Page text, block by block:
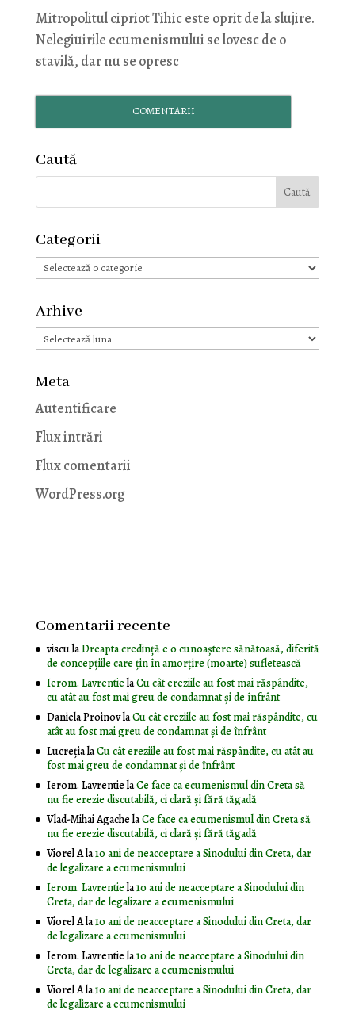
Mitropolitul cipriot Tihic este oprit de la slujire.
Nelegiuirile ecumenismului se lovesc de o
stavilă, dar nu se opresc
COMENTARII
Caută
Categorii
Categorii
Arhive
Arhive
Meta
Autentificare
Flux intrări
Flux comentarii
WordPress.org
Comentarii recente
visculaDreapta credință e o cunoaștere sănătoasă, diferită
de concepțiile care țin în amorțire (moarte) sufletească
Ierom. LavrentielaCu cât ereziile au fost mai răspândite,
cu atât au fost mai greu de condamnat și de înfrânt
Daniela ProinovlaCu cât ereziile au fost mai răspândite, cu
atât au fost mai greu de condamnat și de înfrânt
LucrețialaCu cât ereziile au fost mai răspândite, cu atât au
fost mai greu de condamnat și de înfrânt
Ierom. LavrentielaCe face ca ecumenismul din Creta să
nu fie erezie discutabilă, ci clară și fără tăgadă
Vlad-Mihai AgachelaCe face ca ecumenismul din Creta să
nu fie erezie discutabilă, ci clară și fără tăgadă
Viorel Ala10 ani de neacceptare a Sinodului din Creta, dar
de legalizare a ecumenismului
Ierom. Lavrentiela10 ani de neacceptare a Sinodului din
Creta, dar de legalizare a ecumenismului
Viorel Ala10 ani de neacceptare a Sinodului din Creta, dar
de legalizare a ecumenismului
Ierom. Lavrentiela10 ani de neacceptare a Sinodului din
Creta, dar de legalizare a ecumenismului
Viorel Ala10 ani de neacceptare a Sinodului din Creta, dar
de legalizare a ecumenismului